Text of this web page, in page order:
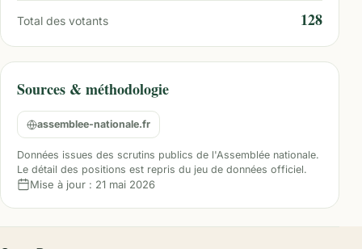
Total des votants 128
Sources & méthodologie
assemblee-nationale.fr
Données issues des scrutins publics de l'Assemblée nationale.
Le détail des positions est repris du jeu de données officiel.
Mise à jour : 21 mai 2026